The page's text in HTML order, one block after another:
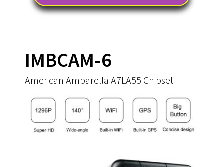
IMBCAM-6
American Ambarella A7LA55 Chipset